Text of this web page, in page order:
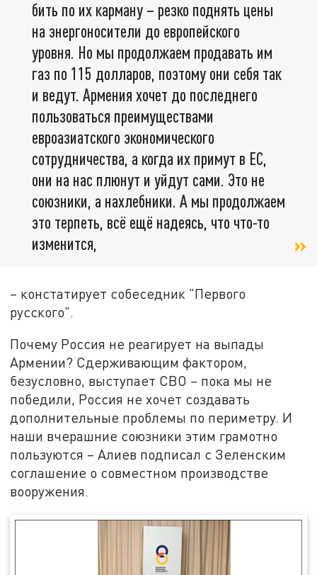
бить по их карману – резко поднять цены
на энергоносители до европейского
уровня. Но мы продолжаем продавать им
газ по 115 долларов, поэтому они себя так
и ведут. Армения хочет до последнего
пользоваться преимуществами
евроазиатского экономического
сотрудничества, а когда их примут в ЕС,
они на нас плюнут и уйдут сами. Это не
союзники, а нахлебники. А мы продолжаем
это терпеть, всё ещё надеясь, что что-то
изменится,
– констатирует собеседник "Первого
русского".
Почему Россия не реагирует на выпады
Армении? Сдерживающим фактором,
безусловно, выступает СВО – пока мы не
победили, Россия не хочет создавать
дополнительные проблемы по периметру. И
наши вчерашние союзники этим грамотно
пользуются – Алиев подписал с Зеленским
соглашение о совместном производстве
вооружения.